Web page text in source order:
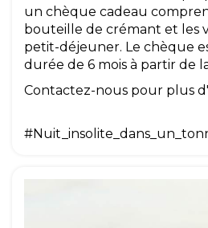
un chèque cadeau
bouteille de crémant et les
petit-déjeuner. Le chèque
durée de 6 mois à partir de
Contactez-nous pour plus